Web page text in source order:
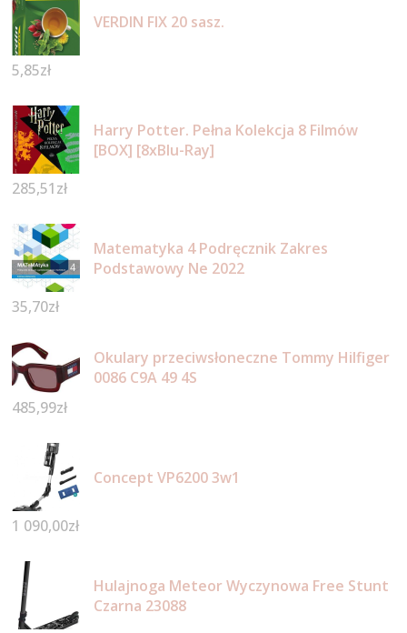
VERDIN FIX 20 sasz.
5,85zł
Harry Potter. Pełna Kolekcja 8 Filmów
[BOX] [8xBlu-Ray]
285,51zł
Matematyka 4 Podręcznik Zakres
Podstawowy Ne 2022
35,70zł
Okulary przeciwsłoneczne Tommy Hilfiger
0086 C9A 49 4S
485,99zł
Concept VP6200 3w1
1 090,00zł
Hulajnoga Meteor Wyczynowa Free Stunt
Czarna 23088